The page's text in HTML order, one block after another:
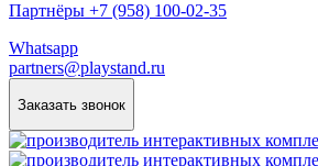
Партнёры +7 (958) 100-02-35
Whatsapp
partners@playstand.ru
Заказать звонок